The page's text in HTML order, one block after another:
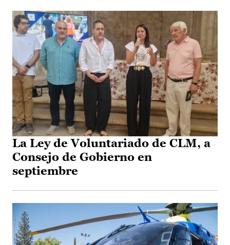
La Ley de Voluntariado de CLM, a
Consejo de Gobierno en
septiembre